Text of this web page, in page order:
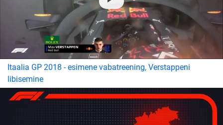
Itaalia GP 2018 - esimene vabatreening, Verstappeni
libisemine